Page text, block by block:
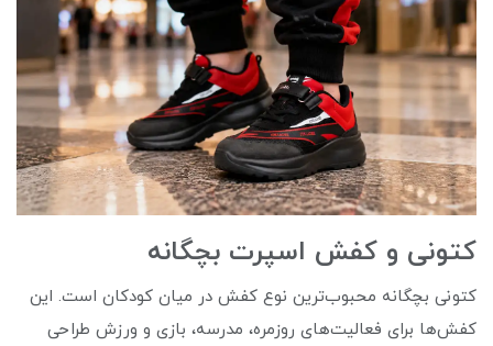
کتونی و کفش اسپرت بچگانه
کتونی بچگانه محبوب‌ترین نوع کفش در میان کودکان است. این
کفش‌ها برای فعالیت‌های روزمره، مدرسه، بازی و ورزش طراحی